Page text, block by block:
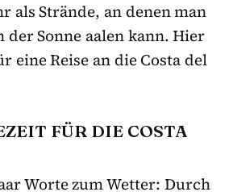
als Strände, an denen man
der Sonne aalen kann. Hier
eine Reise an die Costa del
FÜR DIE COSTA
Worte zum Wetter: Durch